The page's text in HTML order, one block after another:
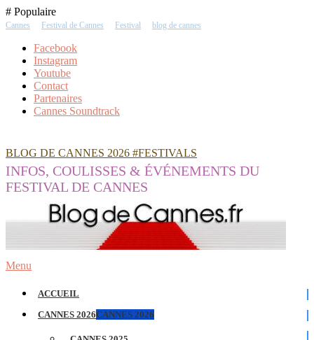
Skip
To
# Populaire
Cannes Festival de Cannes Festival blog de cannes
Facebook
Instagram
Youtube
Contact
Partenaires
Cannes Soundtrack
BLOG DE CANNES 2026 #FESTIVALS
INFOS, COULISSES & ÉVÉNEMENTS DU
FESTIVAL DE CANNES
Menu
ACCUEIL
CANNES 2026CANNES 2026